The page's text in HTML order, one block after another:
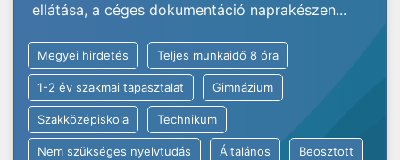
ellátása, a céges dokumentáció naprakészen...
Megyei hirdetés Teljes munkaidő 8 óra
1-2 év szakmai tapasztalat Gimnázium
Szakközépiskola Technikum
Nem szükséges nyelvtudás Általános Beosztott